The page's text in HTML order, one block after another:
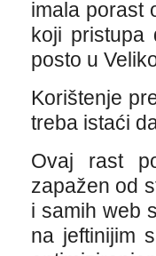
imala porast
koji pristupa
posto u
Korištenje
treba istaći
Ovaj rast
zapažen od
i samih web
na jeftinijim